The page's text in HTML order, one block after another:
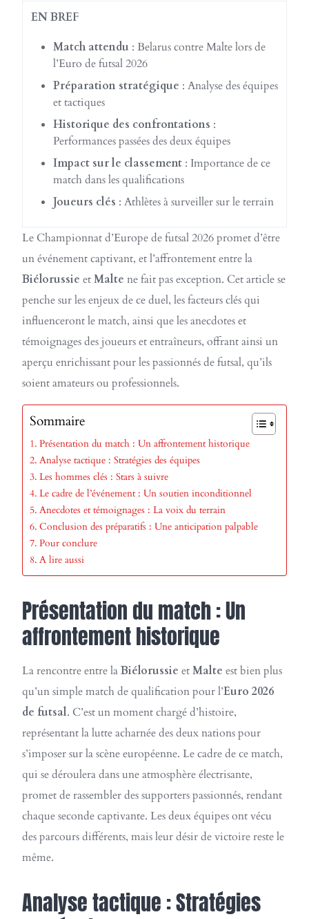
EN BREF
Match attendu : Belarus contre Malte lors de
l’Euro de futsal 2026
Préparation stratégique : Analyse des équipes
et tactiques
Historique des confrontations :
Performances passées des deux équipes
Impact sur le classement : Importance de ce
match dans les qualifications
Joueurs clés : Athlètes à surveiller sur le terrain
Le Championnat d’Europe de futsal 2026 promet d’être
un événement captivant, et l’affrontement entre la
Biélorussie etMalte ne fait pas exception. Cet article se
penche sur les enjeux de ce duel, les facteurs clés qui
influenceront le match, ainsi que les anecdotes et
témoignages des joueurs et entraîneurs, offrant ainsi un
aperçu enrichissant pour les passionnés de futsal, qu’ils
soient amateurs ou professionnels.
Sommaire
Présentation du match : Un affrontement historique
Analyse tactique : Stratégies des équipes
Les hommes clés : Stars à suivre
Le cadre de l’événement : Un soutien inconditionnel
Anecdotes et témoignages : La voix du terrain
Conclusion des préparatifs : Une anticipation palpable
Pour conclure
A lire aussi
Présentation du match : Un
affrontement historique
La rencontre entre laBiélorussie etMalte est bien plus
qu’un simple match de qualification pour l’Euro 2026
de futsal. C’est un moment chargé d’histoire,
représentant la lutte acharnée des deux nations pour
s’imposer sur la scène européenne. Le cadre de ce match,
qui se déroulera dans une atmosphère électrisante,
promet de rassembler des supporters passionnés, rendant
chaque seconde captivante. Les deux équipes ont vécu
des parcours différents, mais leur désir de victoire reste le
même.
Analyse tactique : Stratégies